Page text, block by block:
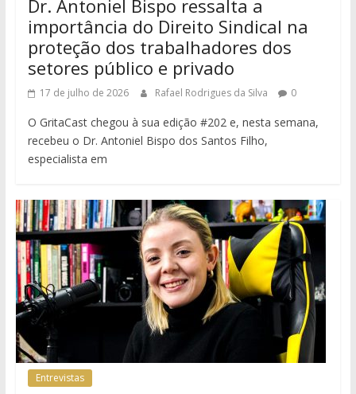
Dr. Antoniel Bispo ressalta a
importância do Direito Sindical na
proteção dos trabalhadores dos
setores público e privado
17 de julho de 2026 Rafael Rodrigues da Silva 0
O GritaCast chegou à sua edição #202 e, nesta semana,
recebeu o Dr. Antoniel Bispo dos Santos Filho,
especialista em
Entrevistas